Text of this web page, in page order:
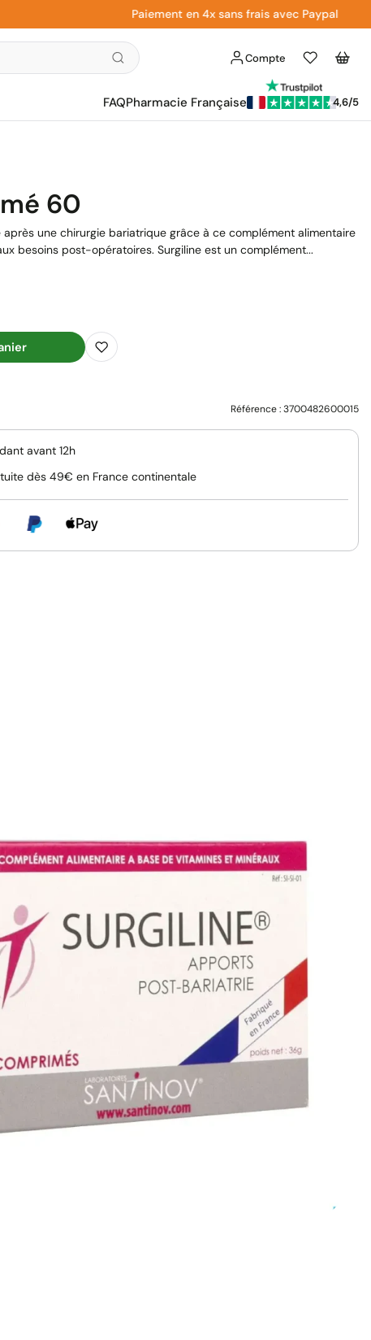
Paiement en 4x sans frais avec Paypal
Compte
Liste
d'envies
Panier
FAQPharmacie Française 4,6/5
60
une chirurgie bariatrique grâce à ce complément alimentaire
besoins post-opératoires. Surgiline est un complément...
Référence :3700482600015
avant 12h
dès 49€ en France continentale